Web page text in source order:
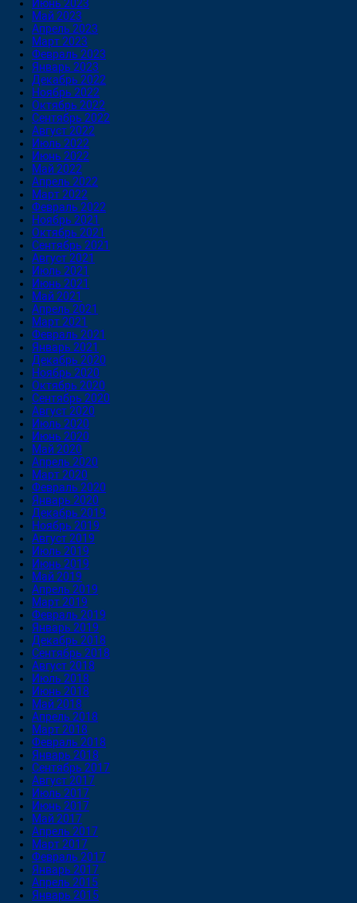
Июнь 2023
Май 2023
Апрель 2023
Март 2023
Февраль 2023
Январь 2023
Декабрь 2022
Ноябрь 2022
Октябрь 2022
Сентябрь 2022
Август 2022
Июль 2022
Июнь 2022
Май 2022
Апрель 2022
Март 2022
Февраль 2022
Ноябрь 2021
Октябрь 2021
Сентябрь 2021
Август 2021
Июль 2021
Июнь 2021
Май 2021
Апрель 2021
Март 2021
Февраль 2021
Январь 2021
Декабрь 2020
Ноябрь 2020
Октябрь 2020
Сентябрь 2020
Август 2020
Июль 2020
Июнь 2020
Май 2020
Апрель 2020
Март 2020
Февраль 2020
Январь 2020
Декабрь 2019
Ноябрь 2019
Август 2019
Июль 2019
Июнь 2019
Май 2019
Апрель 2019
Март 2019
Февраль 2019
Январь 2019
Декабрь 2018
Сентябрь 2018
Август 2018
Июль 2018
Июнь 2018
Май 2018
Апрель 2018
Март 2018
Февраль 2018
Январь 2018
Сентябрь 2017
Август 2017
Июль 2017
Июнь 2017
Май 2017
Апрель 2017
Март 2017
Февраль 2017
Январь 2017
Апрель 2015
Январь 2015